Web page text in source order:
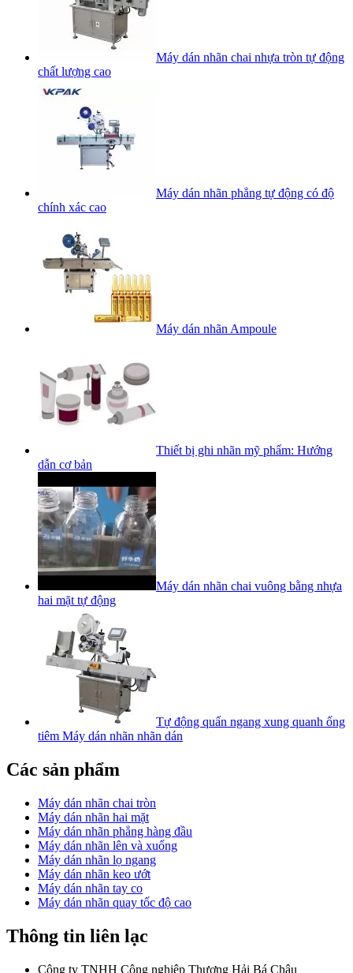
Máy dán nhãn chai nhựa tròn tự động
chất lượng cao
Máy dán nhãn phẳng tự động có độ
chính xác cao
Máy dán nhãn Ampoule
Thiết bị ghi nhãn mỹ phẩm: Hướng
dẫn cơ bản
Máy dán nhãn chai vuông bằng nhựa
hai mặt tự động
Tự động quấn ngang xung quanh ống
tiêm Máy dán nhãn nhãn dán
Các sản phẩm
Máy dán nhãn chai tròn
Máy dán nhãn hai mặt
Máy dán nhãn phẳng hàng đầu
Máy dán nhãn lên và xuống
Máy dán nhãn lọ ngang
Máy dán nhãn keo ướt
Máy dán nhãn tay co
Máy dán nhãn quay tốc độ cao
Thông tin liên lạc
Công ty TNHH Công nghiệp Thượng Hải Bá Châu